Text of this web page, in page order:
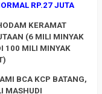
RP.27 JUTA
KERAMAT
(6 MILI MINYAK
100 MILI MINYAK
BCA KCP BATANG,
MASHUDI